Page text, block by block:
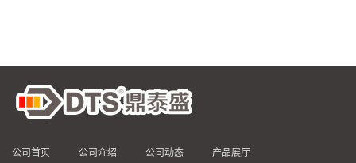
公司首页 公司介绍 公司动态 产品展厅